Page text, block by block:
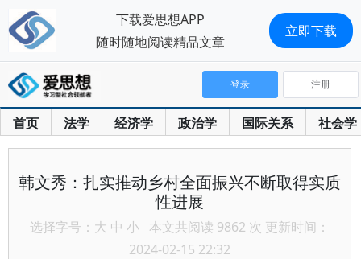
首页 法学 经济学 政治学 国际关系 社会学
登录 注册
韩文秀：扎实推动乡村全面振兴不断取得实质
性进展
选择字号： 大 中 小 本文共阅读 9862 次 更新时间：
2024-02-15 22:32
下载爱思想APP
随时随地阅读精品文章
立即下载